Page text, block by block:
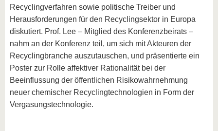
Recyclingverfahren sowie politische Treiber und
Herausforderungen für den Recyclingsektor in Europa
diskutiert. Prof. Lee – Mitglied des Konferenzbeirats –
nahm an der Konferenz teil, um sich mit Akteuren der
Recyclingbranche auszutauschen, und präsentierte ein
Poster zur Rolle affektiver Rationalität bei der
Beeinflussung der öffentlichen Risikowahrnehmung
neuer chemischer Recyclingtechnologien in Form der
Vergasungstechnologie.